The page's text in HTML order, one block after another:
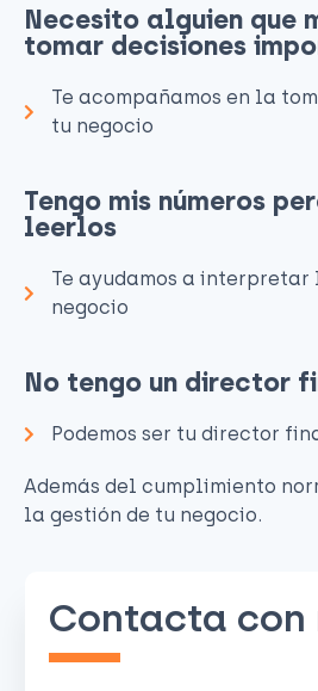
Necesito alguien que
tomar decisiones
Te acompañamos en la
tu negocio
Tengo mis números
leerlos
Te ayudamos a interpretar
negocio
No tengo un director
Podemos ser tu director
Además del cumplimiento
la gestión de tu negocio.
Contacta con